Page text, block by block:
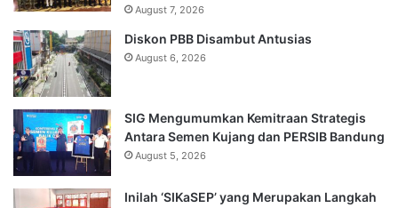
August 7, 2026
Diskon PBB Disambut Antusias
August 6, 2026
SIG Mengumumkan Kemitraan Strategis
Antara Semen Kujang dan PERSIB Bandung
August 5, 2026
Inilah ‘SIKaSEP’ yang Merupakan Langkah